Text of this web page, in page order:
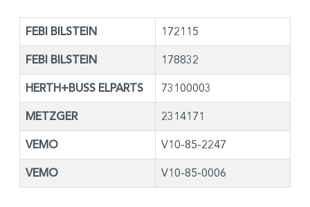
FEBI BILSTEIN 172115
FEBI BILSTEIN 178832
HERTH+BUSS ELPARTS 73100003
METZGER 2314171
VEMO V10-85-2247
VEMO V10-85-0006